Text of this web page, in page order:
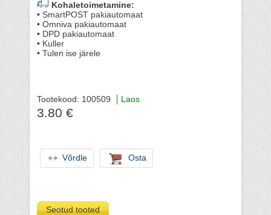
Kohaletoimetamine:
• SmartPOST pakiautomaat
• Omniva pakiautomaat
• DPD pakiautomaat
• Kuller
• Tulen ise järele
Tootekood: 100509 Laos
3.80 €
Võrdle Osta
Seotud tooted